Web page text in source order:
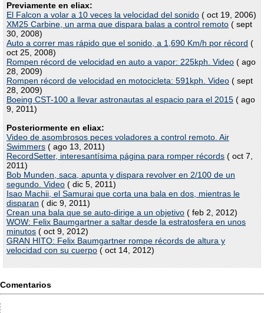
Previamente en eliax:
El Falcon a volar a 10 veces la velocidad del sonido ( oct 19, 2006)
XM25 Carbine, un arma que dispara balas a control remoto ( sept
30, 2008)
Auto a correr mas rápido que el sonido, a 1,690 Km/h por récord (
oct 25, 2008)
Rompen récord de velocidad en auto a vapor: 225kph. Video ( ago
28, 2009)
Rompen récord de velocidad en motocicleta: 591kph. Video ( sept
28, 2009)
Boeing CST-100 a llevar astronautas al espacio para el 2015 ( ago
9, 2011)
Posteriormente en eliax:
Video de asombrosos peces voladores a control remoto. Air
Swimmers ( ago 13, 2011)
RecordSetter, interesantísima página para romper récords ( oct 7,
2011)
Bob Munden, saca, apunta y dispara revolver en 2/100 de un
segundo. Video ( dic 5, 2011)
Isao Machii, el Samurai que corta una bala en dos, mientras le
disparan ( dic 9, 2011)
Crean una bala que se auto-dirige a un objetivo ( feb 2, 2012)
WOW: Felix Baumgartner a saltar desde la estratosfera en unos
minutos ( oct 9, 2012)
GRAN HITO: Felix Baumgartner rompe récords de altura y
velocidad con su cuerpo ( oct 14, 2012)
Comentarios